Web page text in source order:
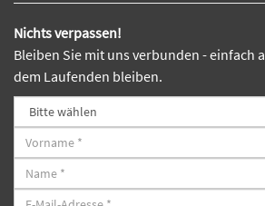
Nichts verpassen!
Bleiben Sie mit uns verbunden - einfach
dem Laufenden bleiben.